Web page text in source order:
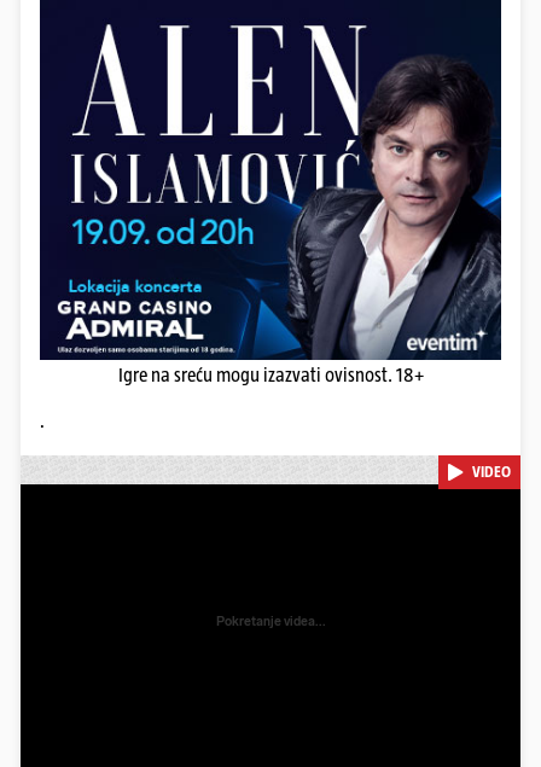
Igre na sreću mogu izazvati ovisnost. 18+
.
Pokretanje videa...
VIDEO